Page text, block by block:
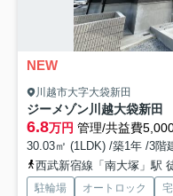
NEW
川越市大字大袋新田
ジーメゾン川越大袋新田
6.8万円 管理/共益費
30.03㎡ (1LDK) /築1年 /3階
西武新宿線「南大塚」駅
駐輪場 オートロック